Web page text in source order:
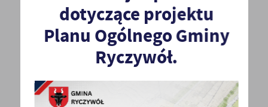
Spodobała Ci się informacja? Zostaw nam swoją opinię
- to dla Ciebie staramy się być najlepsi, a Twoje zdanie
dotyczące projektu
Planu Ogólnego Gminy
Ryczywół.